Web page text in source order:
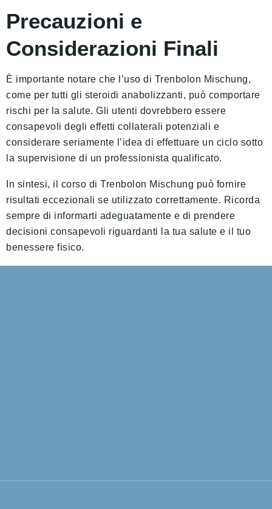
Precauzioni e
Considerazioni Finali
È importante notare che l’uso di Trenbolon Mischung,
come per tutti gli steroidi anabolizzanti, può comportare
rischi per la salute. Gli utenti dovrebbero essere
consapevoli degli effetti collaterali potenziali e
considerare seriamente l’idea di effettuare un ciclo sotto
la supervisione di un professionista qualificato.
In sintesi, il corso di Trenbolon Mischung può fornire
risultati eccezionali se utilizzato correttamente. Ricorda
sempre di informarti adeguatamente e di prendere
decisioni consapevoli riguardanti la tua salute e il tuo
benessere fisico.